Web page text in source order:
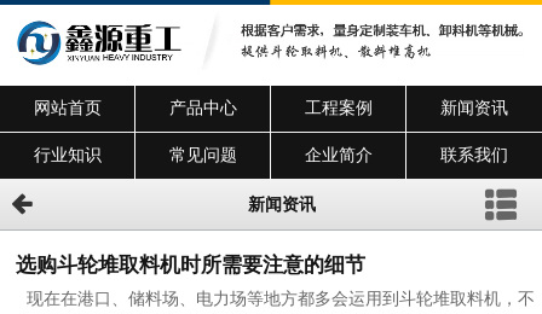
网站首页 产品中心 工程案例 新闻资讯
行业知识 常见问题 企业简介 联系我们
新闻资讯
选购斗轮堆取料机时所需要注意的细节
现在在港口、储料场、电力场等地方都多会运用到斗轮堆取料机，不